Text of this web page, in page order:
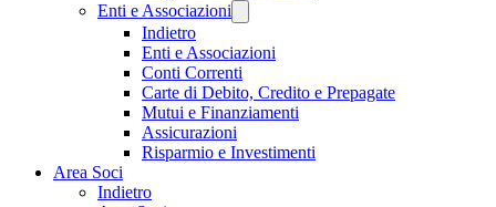
Enti e Associazioni
Indietro
Enti e Associazioni
Conti Correnti
Carte di Debito, Credito e Prepagate
Mutui e Finanziamenti
Assicurazioni
Risparmio e Investimenti
Area Soci
Indietro